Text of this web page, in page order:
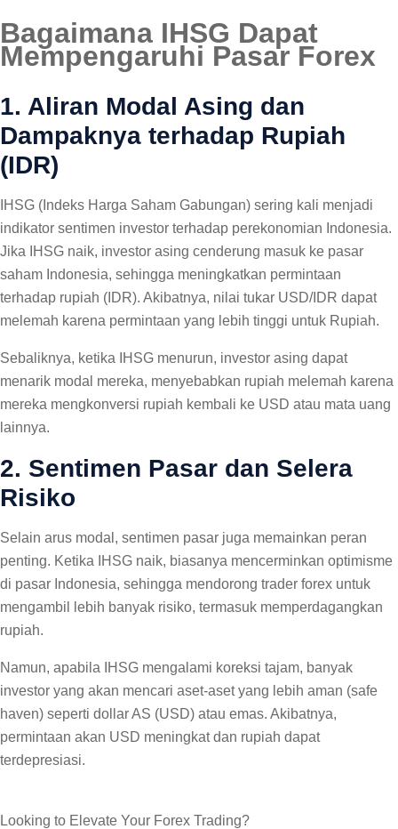
Bagaimana IHSG Dapat
Mempengaruhi Pasar Forex
1. Aliran Modal Asing dan
Dampaknya terhadap Rupiah
(IDR)
IHSG (Indeks Harga Saham Gabungan) sering kali menjadi
indikator sentimen investor terhadap perekonomian Indonesia.
Jika IHSG naik, investor asing cenderung masuk ke pasar
saham Indonesia, sehingga meningkatkan permintaan
terhadap rupiah (IDR). Akibatnya, nilai tukar USD/IDR dapat
melemah karena permintaan yang lebih tinggi untuk Rupiah.
Sebaliknya, ketika IHSG menurun, investor asing dapat
menarik modal mereka, menyebabkan rupiah melemah karena
mereka mengkonversi rupiah kembali ke USD atau mata uang
lainnya.
2. Sentimen Pasar dan Selera
Risiko
Selain arus modal, sentimen pasar juga memainkan peran
penting. Ketika IHSG naik, biasanya mencerminkan optimisme
di pasar Indonesia, sehingga mendorong trader forex untuk
mengambil lebih banyak risiko, termasuk memperdagangkan
rupiah.
Namun, apabila IHSG mengalami koreksi tajam, banyak
investor yang akan mencari aset-aset yang lebih aman (safe
haven) seperti dollar AS (USD) atau emas. Akibatnya,
permintaan akan USD meningkat dan rupiah dapat
terdepresiasi.
Looking to Elevate Your Forex Trading?